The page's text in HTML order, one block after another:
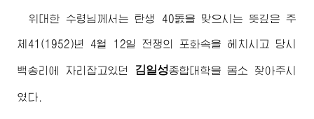
위대한 수령님 께서는 탄생 40돐을 맞으시는 뜻깊은 주
체41(1952)년 4월 12일 전쟁의 포화속을 헤치시고 당시
백송리에 자리잡고있던 김일성종합대학을 몸소 찾아주시
였다.